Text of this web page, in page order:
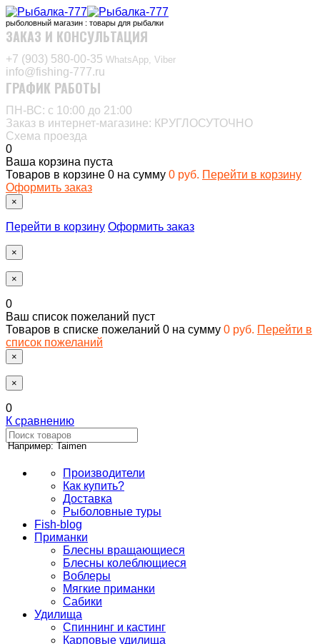
рыболовный магазин : товары для рыбалки
ЗАКАЗ И КОНСУЛЬТАЦИЯ
+7 (903) 580-00-35‬ WhatsApp, Viber
info@fishing-777.ru
ГРАФИК РАБОТЫ
ПН-ВС: с 10:00 до 21:00
Заказ в интернет-магазине: КРУГЛОСУТОЧНО
Схема проезда
0
Ваша корзина пуста
Товаров в корзине 0 на сумму 0 руб. Перейти в корзину
Оформить заказ
×
Перейти в корзину Оформить заказ
×
×
0
Ваш список пожеланий пуст
Товаров в списке пожеланий 0 на сумму 0 руб. Перейти в
список пожеланий
×
×
0
К сравнению
Например: Taimen
Производители
Как купить?
Доставка
Рыболовные туры
Fish-blog
Приманки
Блесны вращающиеся
Блесны колеблющиеся
Воблеры
Мягкие приманки
Сабики
Удилища
Спиннинг и кастинг
Карповые удилища